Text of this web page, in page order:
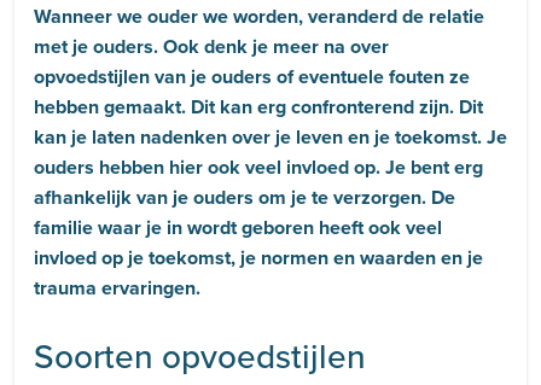
Wanneer we ouder we worden, veranderd de relatie
met je ouders. Ook denk je meer na over
opvoedstijlen van je ouders of eventuele fouten ze
hebben gemaakt. Dit kan erg confronterend zijn. Dit
kan je laten nadenken over je leven en je toekomst. Je
ouders hebben hier ook veel invloed op. Je bent erg
afhankelijk van je ouders om je te verzorgen. De
familie waar je in wordt geboren heeft ook veel
invloed op je toekomst, je normen en waarden en je
trauma ervaringen.
Soorten opvoedstijlen